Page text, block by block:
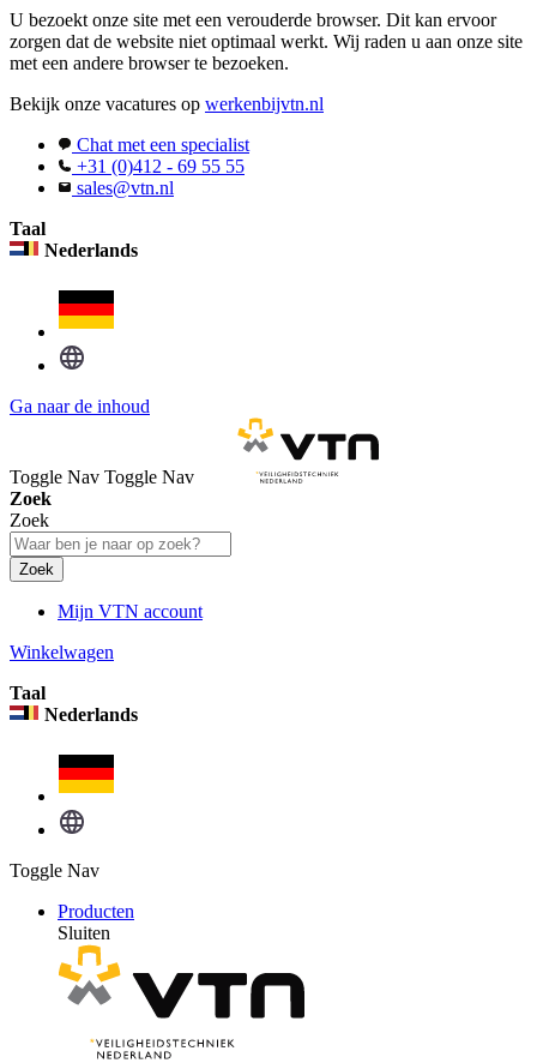
U bezoekt onze site met een verouderde browser. Dit kan ervoor
zorgen dat de website niet optimaal werkt. Wij raden u aan onze site
met een andere browser te bezoeken.
Bekijk onze vacatures op werkenbijvtn.nl
Chat met een specialist
+31 (0)412 - 69 55 55
sales@vtn.nl
Taal
Nederlands
Ga naar de inhoud
Toggle Nav Toggle Nav
Zoek
Zoek
Zoek
Mijn VTN account
Winkelwagen
Taal
Nederlands
Toggle Nav
Producten
Sluiten